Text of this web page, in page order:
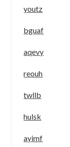
youtz
bguaf
aqevy
reouh
twllb
hulsk
ayimf